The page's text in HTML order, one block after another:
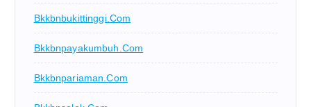
Bkkbnbukittinggi.com
Bkkbnpayakumbuh.com
Bkkbnpariaman.com